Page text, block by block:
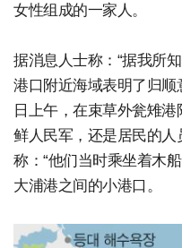
女性组成的一家人。
据消息人士称：“据我所
港口附近海域表明了归顺
日上午，在束草外瓮雉
鲜人民军，还是居民的人
称：“他们当时乘坐着木
大浦港之间的小港口。